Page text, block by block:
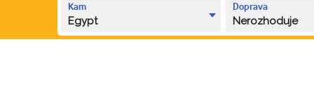
Kam
Egypt
Doprava
Nerozhoduje